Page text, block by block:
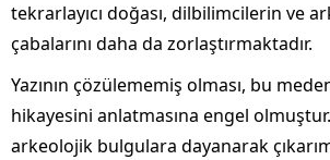
tekrarlayıcı doğası, dilbilimcilerin ve
çabalarını daha da zorlaştırmaktadır.
Yazının çözülememiş olması, bu
hikayesini anlatmasına engel olmuştur.
arkeolojik bulgulara dayanarak